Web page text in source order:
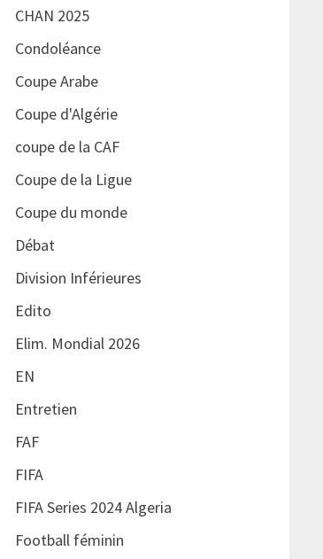
CHAN 2025
Condoléance
Coupe Arabe
Coupe d'Algérie
coupe de la CAF
Coupe de la Ligue
Coupe du monde
Débat
Division Inférieures
Edito
Elim. Mondial 2026
EN
Entretien
FAF
FIFA
FIFA Series 2024 Algeria
Football féminin